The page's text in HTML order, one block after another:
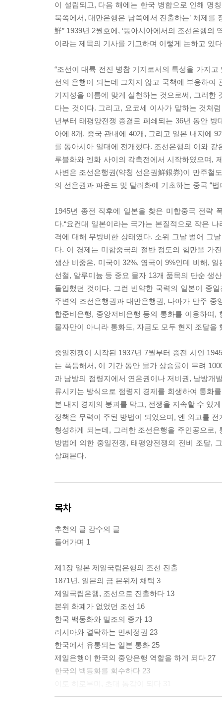
이 설립되고, 다음 해에는 한국 병합으로 인해 명
북쪽에서, 대만은행은 남쪽에서 진출하는’ 체제
鮮” 1939년 2월호에, ‘동아시아에서의 조선은행의
이라는 제목의 기사를 기고하며 이렇게 논하고 있
“조선이 대륙 전진 병참 기지로서의 특성을 가지
선의 은행이 되는데 그치지 않고 국책에 부응하
기지성을 이름에 맞게 실천하는 것으로써, 그러한
다는 것이다. 그리고, 요코세 이사가 말하는 것처
년부터 태평양전쟁 종결로 폐쇄되는 36년 동안
아에 8개, 중국 관내에 40개, 그리고 일본 내지에
를 동아시아 일대에 전개했다. 조선은행의 이와
루블화와 엔화 사이의 각축전에서 시작하였으며,
사변은 조선은행권(약칭 선은권鮮銀券)이 만주철
의 선은권과 파운드 및 달러화에 기초하는 중국 “
1945년 종전 직후에 일본을 찾은 미합중국 전략
다.“요컨대 일본이라는 국가는 본질적으로 작은
격에 대해 무방비한 상태였다. 소위 그날 벌어 그
다. 이 경제는 미합중국의 절반 정도의 힘만을 가
생산 비중은, 미국이 32%, 영국이 9%인데 비해,
선철, 알루미늄 등 중요 물자 13개 품목의 단순 생
돌입했던 것이다. 그런 빈약한 국력의 일본이 중
주변의 조선은행권과 대만은행권, 나아가 만주
합준비은행, 중앙저비은행 등의 통화를 이용하여
물자만이 아니라 통화도, 자금도 모두 현지 조달을
중일전쟁이 시작된 1937년 7월부터 종전 시인
는 폭등해서, 이 기간 동안 물가 상승률이 무려
과 남방의 점령지에서 연은권이나 저비권, 남방개
류시키는 방식으로 점령지 경제를 희생하여 통화
본 내지 경제의 붕괴를 막고, 전쟁을 지속할 수 있
정책은 무력이 주된 방법이 되었으며, 엔 외교를
형성하게 되는데, 그러한 조선은행을 주인공으로,
방법에 의한 중일전쟁, 태평양전쟁의 전비 조달,
살펴본다.
목차
추천의 글 감수의 글
들어가며 1
제1장 일본 제일국립은행의 조선 진출
1871년, 일본의 금 본위제 채택 3
제일국립은행, 조선으로 진출하다 13
본위 화폐가 없었던 조선 16
한국 백동화와 밀조의 증가 13
러시아와 결탁하는 민씨정권 23
한국에서 유통되는 일본 통화 25
제일은행이 한국의 중앙은행 역할을 하게 되다 27
한국의 백동화를 회수하다 23